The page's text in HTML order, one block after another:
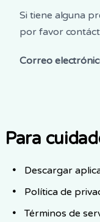
Si tiene alguna
por favor
Correo
Para
Descargar
Política de
Términos de